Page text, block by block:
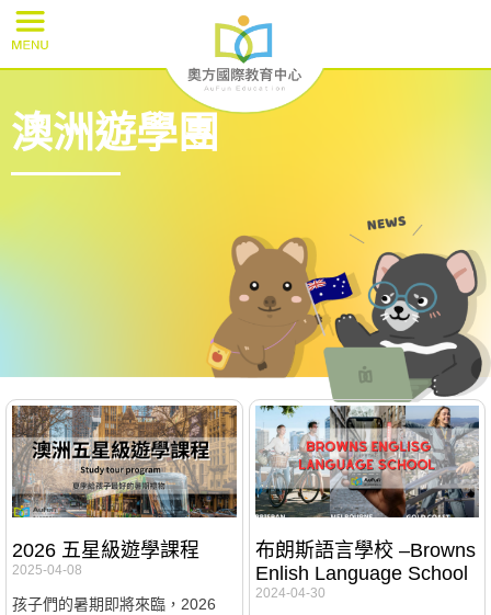
澳洲遊學團
2026 五星級遊學課程
2025-04-08
孩子們的暑期即將來臨，2026
布朗斯語言學校 –Browns
Enlish Language School
2024-04-30